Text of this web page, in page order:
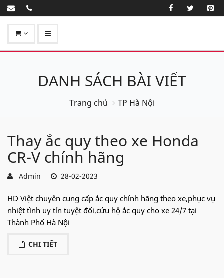
DANH SÁCH BÀI VIẾT
Trang chủ TP Hà Nội
Thay ắc quy theo xe Honda
CR-V chính hãng
Admin 28-02-2023
HD Việt chuyên cung cấp ắc quy chính hãng theo xe,phục vụ
nhiệt tình uy tín tuyệt đối.cứu hộ ắc quy cho xe 24/7 tại
Thành Phố Hà Nội
CHI TIẾT